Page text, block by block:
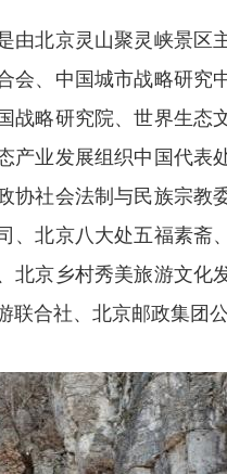
由北京灵山聚灵峡景区
会、中国城市战略研究
战略研究院、世界生态
产业发展组织中国代表
协社会法制与民族宗教
、北京八大处五福素斋
北京乡村秀美旅游文化
联合社、北京邮政集团